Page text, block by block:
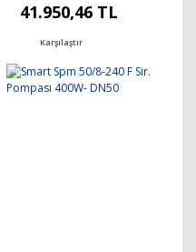
41.950,46 TL
Karşılaştır